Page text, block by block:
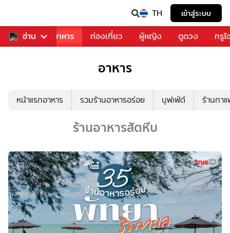
TH เข้าสู่ระบบ
อ่าน
การเพลง อาหาร ท่องเที่ยว ผู้หญิง ดูดวง ทรู
อาหาร
หน้าแรกอาหาร รวมร้านอาหารอร่อย บุฟเฟ่ต์ ร้านกา
ร้านอาหารสัตหีบ